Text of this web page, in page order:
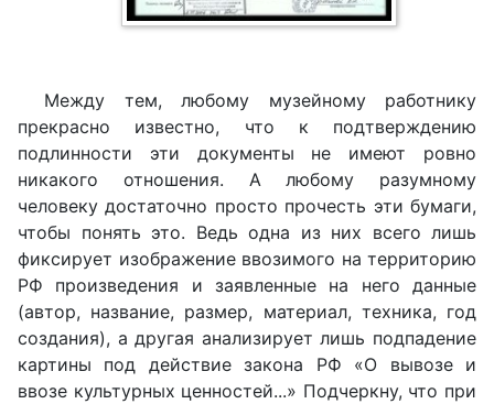
Между тем, любому музейному работнику
прекрасно известно, что к подтверждению
подлинности эти документы не имеют ровно
никакого отношения. А любому разумному
человеку достаточно просто прочесть эти бумаги,
чтобы понять это. Ведь одна из них всего лишь
фиксирует изображение ввозимого на территорию
РФ произведения и заявленные на него данные
(автор, название, размер, материал, техника, год
создания), а другая анализирует лишь подпадение
картины под действие закона РФ «О вывозе и
ввозе культурных ценностей...» Подчеркну, что при